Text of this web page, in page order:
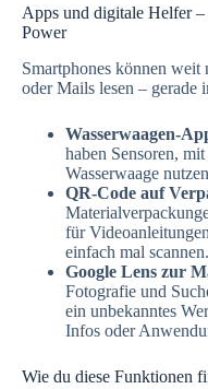
Apps und digitale Helfer –
Power
Smartphones können weit
oder Mails lesen – gerade
Wasserwaagen-
haben Sensoren,
Wasserwaage
QR-Code auf
für
einfach mal scannen.
Google Lens zur
Fotografie und
ein unbekanntes
Infos oder
Wie du diese Funktionen